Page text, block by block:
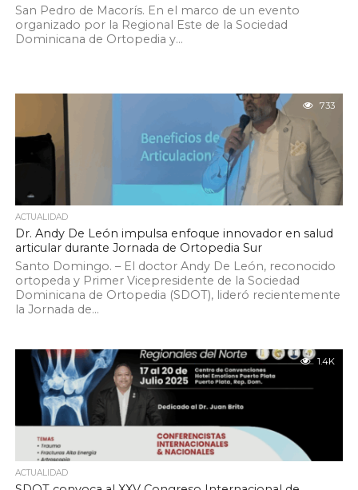
San Pedro de Macorís. En el marco de un evento
organizado por la Regional Este de la Sociedad
Dominicana de Ortopedia y...
733
ACTUALIDAD
Dr. Andy De León impulsa enfoque innovador en salud
articular durante Jornada de Ortopedia Sur
Santo Domingo. – El doctor Andy De León, reconocido
ortopeda y Primer Vicepresidente de la Sociedad
Dominicana de Ortopedia (SDOT), lideró recientemente
la Jornada de...
1.4K
ACTUALIDAD